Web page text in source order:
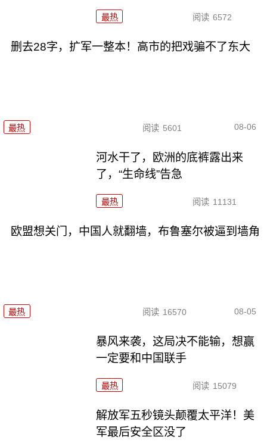
最热 阅读 6572
删去28字，扩军一整本！高市的把戏骗不了东大
最热 阅读 5601 08-06
河水干了，欧洲的底裤露出来
了，“生命线”告急
最热 阅读 11131
欧盟想关门，中国人就翻墙，布鲁塞尔被逼到墙角
最热 阅读 16570 08-05
暴风来袭，这局决不能输，想赢
一定要和中国联手
最热 阅读 15079
解放军五秒镜头颠覆太平洋！美
军最后安全区没了